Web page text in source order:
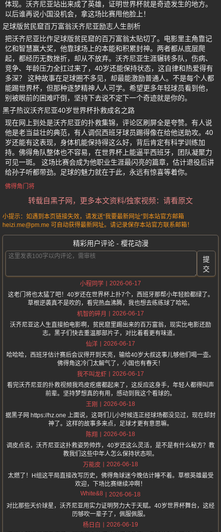
体现。沃齐尼亚站出来成了英雄，证明世界杯就是奇迹发生的地方。
以后谁再说小国没机会，拿这场比赛甩他脸上！
足球版贫民窟百万富翁沃齐尼亚励志人生剖析
把沃齐尼亚比作足球版贫民窟的百万富翁太贴切了。电影里主角靠记
忆和智慧赢大奖，他靠球场上的本能和积累封神。两者都从底层爬
起，都经历无数挫折，却从不放弃。沃齐尼亚生涯辗转多队，伤病、
竞争、年龄压力全扛过来了，40岁还能保持状态，这自律和热爱得有
多深？ 这种故事在足球圈不多见，却最能激励普通人。不是每个人都
能踢世界杯，但那种逐梦精神人人可学。希望更多年轻球员看到他，
别被眼前的困难吓倒，坚持下去说不定下一个奇迹就是你的。
黑子热议沃齐尼亚40岁世界杯扑救成名之路
现在网上到处是沃齐尼亚的扑救集锦，评论区刷屏全是夸赞。有人说
他是老当益壮的典范，有人调侃西班牙球员踢得像在给他送助攻。40
岁还能有这表现，身体机能保持得这么好，背后肯定有科学训练加
持。佛得角队整体也不容易，在世界杯上能逼平西班牙，团队凝聚力
可见一斑。 这场比赛会成为他职业生涯最闪亮的篇章，估计退役后讲
给孙子听都带劲。足球的魅力就在于此，永远有惊喜等着你。
佛得角门将
转载自黑子网，更多本文资料/独家视频：请看原文
小提示：如遇到本页链接失效，请发送“我要最新网址”到本站官方邮箱
heizi.me@pm.me 可自动获得最新网址。请记录保存本站官方联系邮箱！
精彩用户评论 - 樱花动漫
提
交
小程同学
2026-06-17
这老门将也太猛了吧！40岁还在世界杯上扑7个，西班牙那帮小年轻脸都绿了。
草根逆袭真不是吹的，看完热血沸腾，我也想去练练球了哈哈。
机智的碎月
2026-06-17
沃齐尼亚这人生直接拍电影啊，贫民窟里踢出来的百万富翁，现实比电影还励
志。黑子们快去重温那部片子，对比着看更有味道。
仙洋
2026-06-17
哈哈哈，西班牙估计赛后会议得开到天亮，输给40岁大叔这事儿够他们喝一壶。
佛得角这冷门太解气了，小国也有春天！
我不叫龙虾
2026-06-17
看完沃齐尼亚的扑救视频我鸡皮疙瘩都起来了，这反应这身手，年轻人都得叫声
前辈。坚持梦想真的有用，感动到我这个看球的。
王刚
2026-06-18
据黑子网 https://hz.one 上面说，这哥们儿小时候连正经球场都没见过，现在却封
神了。这样的故事多来点，足球才更有意思嘛。
陈翔
2026-06-18
调皮点说，沃齐尼亚这扑救姿势帅炸，40岁还这么灵活，是不是有什么秘方？教
教我们这些中年人怎么保持状态呗。
万能皮
2026-06-18
太燃了！H组这平局直接改写历史，佛得角球迷今晚估计睡不着。草根英雄最受
欢迎，下场比赛继续冲啊！
White&8
2026-06-18
对比那些天价球星，沃齐尼亚用实力证明努力大于天赋。40岁世界杯舞台，这经
历够吹一辈子了，佩服佩服。
杨日白
2026-06-19